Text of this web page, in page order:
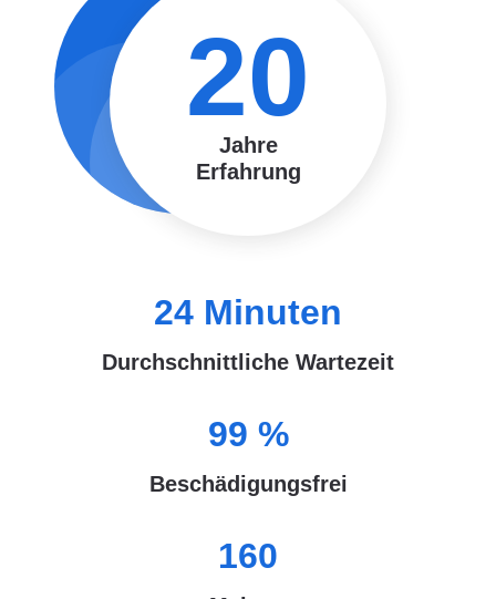
20
Jahre
Erfahrung
24 Minuten
Durchschnittliche Wartezeit
99 %
Beschädigungsfrei
160